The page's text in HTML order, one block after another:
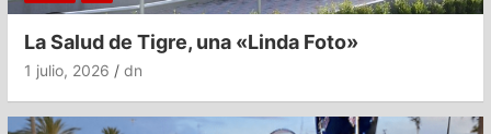
La Salud de Tigre, una «Linda Foto»
1 julio, 2026 dn